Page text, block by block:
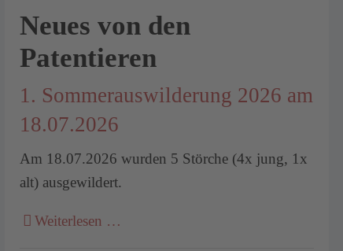
Neues von den
Patentieren
1. Sommerauswilderung 2026 am
18.07.2026
Am 18.07.2026 wurden 5 Störche (4x jung, 1x
alt) ausgewildert.
Weiterlesen …